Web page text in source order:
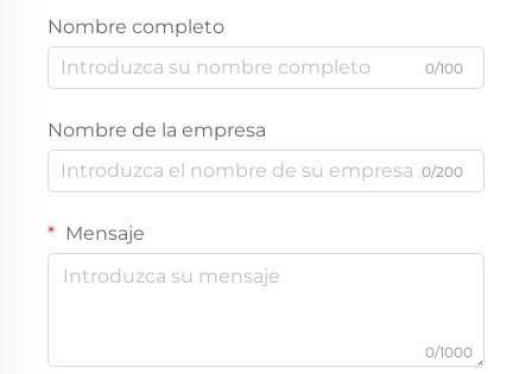
Nombre completo
0/100
Nombre de la empresa
0/200
Mensaje
0/1000